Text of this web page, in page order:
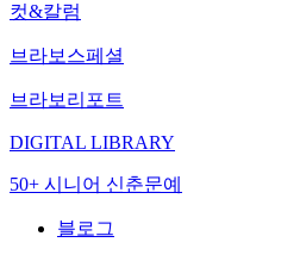
컷&칼럼
브라보스페셜
브라보리포트
DIGITAL LIBRARY
50+ 시니어 신춘문예
블로그